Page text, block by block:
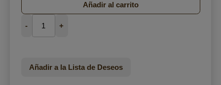
Añadir al carrito
- +
Añadir a la Lista de Deseos